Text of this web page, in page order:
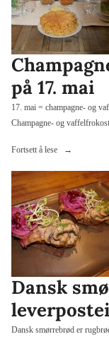
på 17. mai
17. mai = champagne- og
Champagne- og
Fortsett å lese
«Champagne-
vaffelfrokost
på
17.
mai»
Dansk
leverpostei
Dansk smørrebrød er